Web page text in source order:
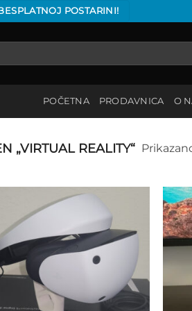
POSTARINI!
POČETNA PRODAVNICA O
„VIRTUAL REALITY“
Add to
wishlist